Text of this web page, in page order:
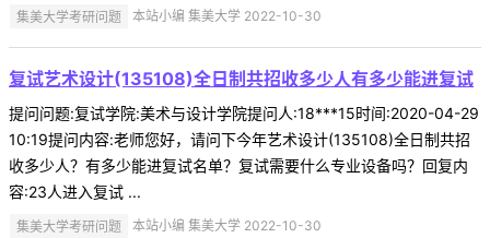
集美大学考研问题 本站小编 集美大学 2022-10-30
复试艺术设计(135108)全日制共招收多少人有多少能进复试
提问问题:复试学院:美术与设计学院提问人:18***15时间:2020-04-29
10:19提问内容:老师您好，请问下今年艺术设计(135108)全日制共招
收多少人？有多少能进复试名单？复试需要什么专业设备吗？回复内
容:23人进入复试 ...
集美大学考研问题 本站小编 集美大学 2022-10-30